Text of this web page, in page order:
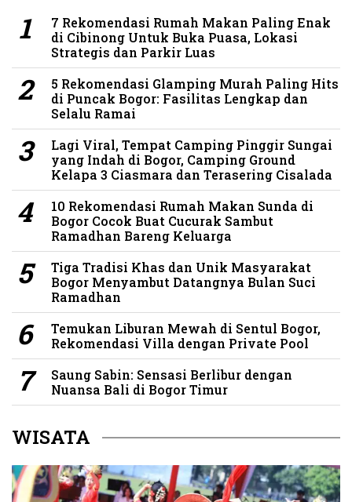
7 Rekomendasi Rumah Makan Paling Enak
di Cibinong Untuk Buka Puasa, Lokasi
Strategis dan Parkir Luas
5 Rekomendasi Glamping Murah Paling Hits
di Puncak Bogor: Fasilitas Lengkap dan
Selalu Ramai
Lagi Viral, Tempat Camping Pinggir Sungai
yang Indah di Bogor, Camping Ground
Kelapa 3 Ciasmara dan Terasering Cisalada
10 Rekomendasi Rumah Makan Sunda di
Bogor Cocok Buat Cucurak Sambut
Ramadhan Bareng Keluarga
Tiga Tradisi Khas dan Unik Masyarakat
Bogor Menyambut Datangnya Bulan Suci
Ramadhan
Temukan Liburan Mewah di Sentul Bogor,
Rekomendasi Villa dengan Private Pool
Saung Sabin: Sensasi Berlibur dengan
Nuansa Bali di Bogor Timur
WISATA